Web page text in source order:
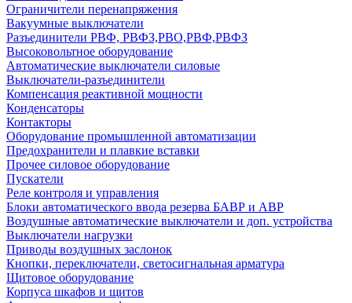
Ограничители перенапряжения
Вакуумные выключатели
Разъединители РВФ, РВФЗ,РВО,РВФ,РВФЗ
Высоковольтное оборудование
Автоматические выключатели cиловые
Выключатели-разъединители
Компенсация реактивной мощности
Конденсаторы
Контакторы
Оборудование промышленной автоматизации
Предохранители и плавкие вставки
Прочее силовое оборудование
Пускатели
Реле контроля и управления
Блоки автоматического ввода резерва БАВР и АВР
Воздушные автоматические выключатели и доп. устройства
Выключатели нагрузки
Приводы воздушных заслонок
Кнопки, переключатели, светосигнальная арматура
Щитовое оборудование
Корпуса шкафов и щитов